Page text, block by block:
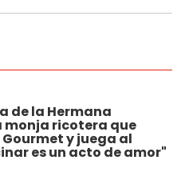
de la Hermana
monja ricotera que
Gourmet y juega al
es un acto de amor"